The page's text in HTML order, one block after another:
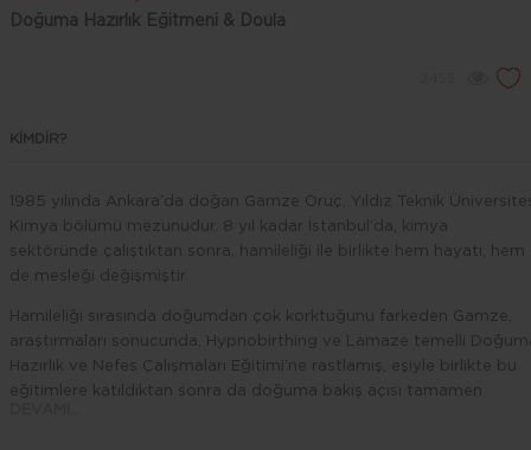
Doğuma Hazırlık Eğitmeni & Doula
KİMDİR?
1985 yılında Ankara’da doğan Gamze Oruç, Yıldız Teknik
Kimya bölümü mezunudur. 8 yıl kadar İstanbul’da, kimya
sektöründe çalıştıktan sonra, hamileliği ile birlikte hem hayatı, hem
de mesleği değişmiştir.
Hamileliği sırasında doğumdan çok korktuğunu farkeden Gamze,
araştırmaları sonucunda, Hypnobirthing ve Lamaze temelli
Hazırlık ve Nefes Çalışmaları Eğitimi’ne rastlamış, eşiyle birlikte bu
eğitimlere katıldıktan sonra da doğuma bakış açısı tamamen